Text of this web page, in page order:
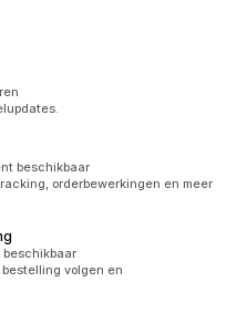
beschikbaar
orderbewerkingen en meer
beschikbaar
volgen en